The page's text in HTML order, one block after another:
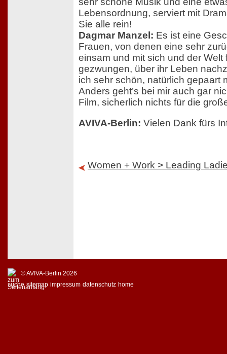
Lebensordnung, serviert mit
Sie alle rein!
Dagmar Manzel: Es ist eine
Frauen, von denen eine sehr
einsam und mit sich und der Welt
gezwungen, über ihr Leben
ich sehr schön, natürlich gepaart
Anders geht’s bei mir auch gar
Film, sicherlich nichts für die
AVIVA-Berlin: Vielen Dank fürs
Women + Work > Leading
© AVIVA-Berlin 2026
suche sitemap impressum datenschutz home